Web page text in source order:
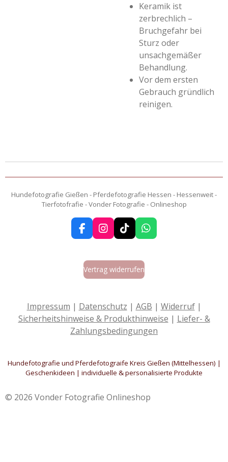
Keramik ist
zerbrechlich –
Bruchgefahr bei
Sturz oder
unsachgemäßer
Behandlung.
Vor dem ersten
Gebrauch gründlich
reinigen.
Hundefotografie Gießen - Pferdefotografie Hessen - Hessenweit -
Tierfotofrafie - Vonder Fotografie - Onlineshop
F
a
e
b
o
I
n
t
a
g
m
T
i
T
o
k
W
h
Vertrag widerrufen
Impressum | Datenschutz | AGB | Widerruf|
Sicherheitshinweise & Produkthinweise | Liefer- &
Zahlungsbedingungen
Hundefotografie und Pferdefotograife Kreis Gießen (Mittelhessen) |
Geschenkideen | individuelle & personalisierte Produkte
© 2026 Vonder Fotografie Onlineshop